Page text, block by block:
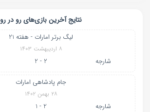
نتایج آخرین بازی‌های رو در رو
لیگ برتر امارات - هفته 21
۸ اردیبهشت ۱۴۰۳
شارجه 2 - 2
جام پادشاهی امارات
۲۸ بهمن ۱۴۰۲
شارجه 2 - 1